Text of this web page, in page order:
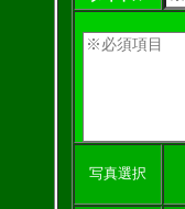
写真選択